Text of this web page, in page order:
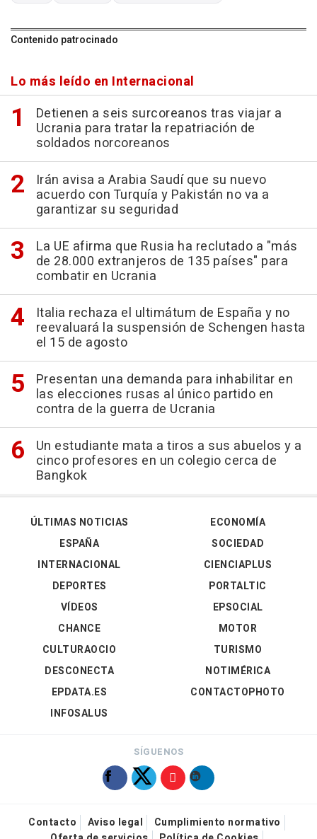
Contenido patrocinado
Lo más leído en Internacional
Detienen a seis surcoreanos tras viajar a
Ucrania para tratar la repatriación de
soldados norcoreanos
Irán avisa a Arabia Saudí que su nuevo
acuerdo con Turquía y Pakistán no va a
garantizar su seguridad
La UE afirma que Rusia ha reclutado a "más
de 28.000 extranjeros de 135 países" para
combatir en Ucrania
Italia rechaza el ultimátum de España y no
reevaluará la suspensión de Schengen hasta
el 15 de agosto
Presentan una demanda para inhabilitar en
las elecciones rusas al único partido en
contra de la guerra de Ucrania
Un estudiante mata a tiros a sus abuelos y a
cinco profesores en un colegio cerca de
Bangkok
ÚLTIMAS NOTICIAS
ESPAÑA
INTERNACIONAL
DEPORTES
VÍDEOS
ECONOMÍA
SOCIEDAD
CIENCIAPLUS
PORTALTIC
EPSOCIAL
CHANCE
CULTURAOCIO
DESCONECTA
EPDATA.ES
INFOSALUS
MOTOR
TURISMO
NOTIMÉRICA
CONTACTOPHOTO
SÍGUENOS
Contacto Aviso legal
Cumplimiento normativo